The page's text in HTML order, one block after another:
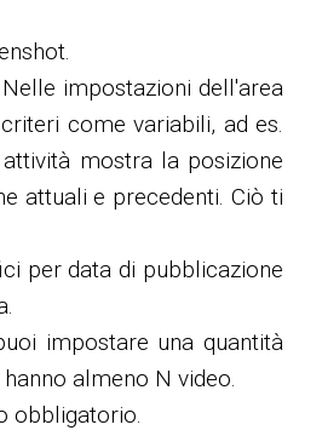
impostazioni dell'area
come variabili, ad es.
mostra la posizione
attuali e precedenti. Ciò ti
per data di pubblicazione
impostare una quantità
almeno N video.
obbligatorio.